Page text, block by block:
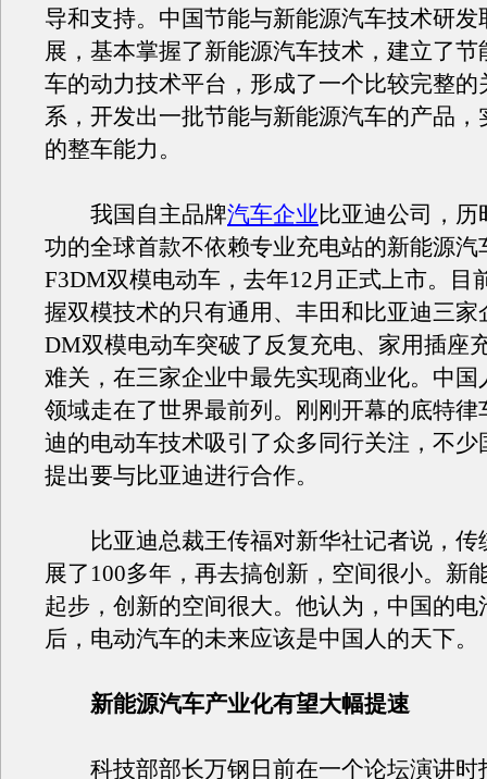
导和支持。中国节能与新能源汽车技术研发
展，基本掌握了新能源汽车技术，建立了节
车的动力技术平台，形成了一个比较完整的
系，开发出一批节能与新能源汽车的产品，
的整车能力。
我国自主品牌汽车企业比亚迪公司，历
功的全球首款不依赖专业充电站的新能源
F3DM双模电动车，去年12月正式上市。目
握双模技术的只有通用、丰田和比亚迪三家
DM双模电动车突破了反复充电、家用插座
难关，在三家企业中最先实现商业化。中国
领域走在了世界最前列。刚刚开幕的底特律
迪的电动车技术吸引了众多同行关注，不少
提出要与比亚迪进行合作。
比亚迪总裁王传福对新华社记者说，传
展了100多年，再去搞创新，空间很小。新
起步，创新的空间很大。他认为，中国的电
后，电动汽车的未来应该是中国人的天下。
新能源汽车产业化有望大幅提速
科技部部长万钢日前在一个论坛演讲时